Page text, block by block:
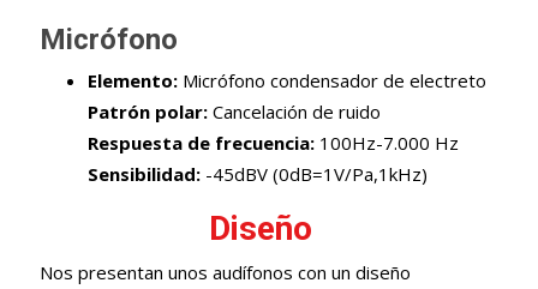
Micrófono
Elemento:Micrófono condensador de electreto
Patrón polar:Cancelación de ruido
Respuesta de frecuencia:100Hz-7.000 Hz
Sensibilidad:-45dBV (0dB=1V/Pa,1kHz)
Diseño
Nos presentan unos audífonos con un diseño